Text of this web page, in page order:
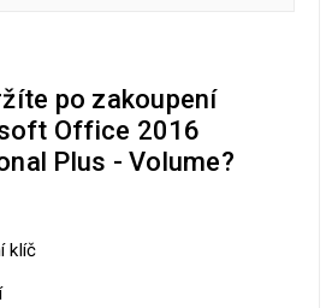
po zakoupení
Office 2016
Plus - Volume?
klíč